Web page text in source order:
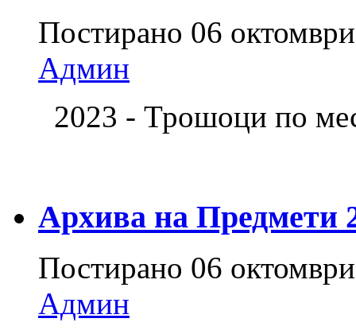
Постирано 06
Админ
2023 - Трошоци по
Архива на Предмети
Постирано 06
Админ